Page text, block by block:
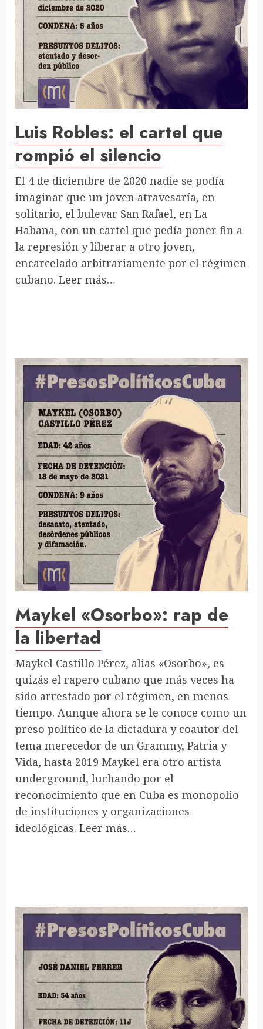
Luis Robles: el cartel que
rompió el silencio
El 4 de diciembre de 2020 nadie se podía
imaginar que un joven atravesaría, en
solitario, el bulevar San Rafael, en La
Habana, con un cartel que pedía poner fin a
la represión y liberar a otro joven,
encarcelado arbitrariamente por el régimen
cubano. Leer más…
Maykel «Osorbo»: rap de
la libertad
Maykel Castillo Pérez, alias «Osorbo», es
quizás el rapero cubano que más veces ha
sido arrestado por el régimen, en menos
tiempo. Aunque ahora se le conoce como un
preso político de la dictadura y coautor del
tema merecedor de un Grammy, Patria y
Vida, hasta 2019 Maykel era otro artista
underground, luchando por el
reconocimiento que en Cuba es monopolio
de instituciones y organizaciones
ideológicas. Leer más…